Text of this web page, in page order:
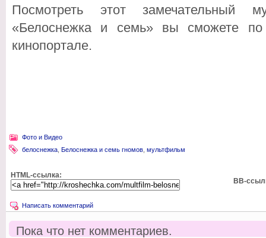
Посмотреть этот замечательный
«Белоснежка и семь» вы сможете
кинопортале.
Фото и Видео
белоснежка Белоснежка и семь гномов мультфильм
HTML-ссылка:
BB-
Написать комментарий
Пока что нет комментариев.